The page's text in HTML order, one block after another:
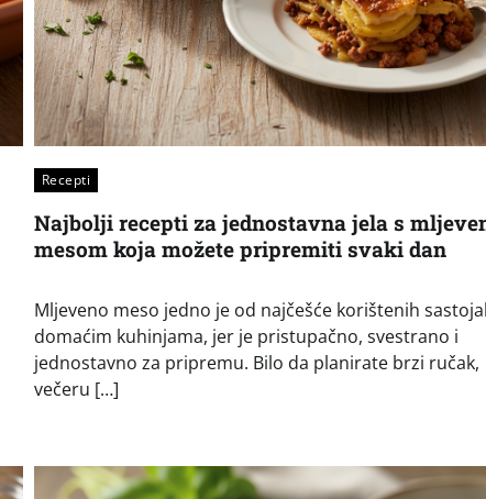
Recepti
Najbolji recepti za jednostavna jela s
mesom koja možete pripremiti svaki dan
Mljeveno meso jedno je od najčešće korištenih
domaćim kuhinjama, jer je pristupačno, svestrano i
jednostavno za pripremu. Bilo da planirate brzi ručak,
večeru […]